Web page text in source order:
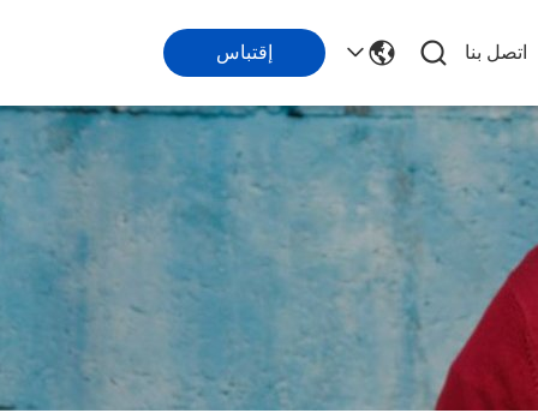
اتصل بنا إقتباس